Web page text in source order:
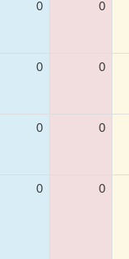
0 0
0 0
0 0
0 0